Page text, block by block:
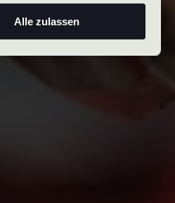
Alle zulassen